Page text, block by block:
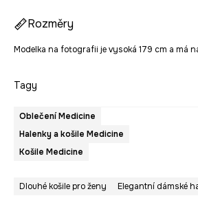
Rozměry
Modelka na fotografii je vysoká 179 cm a má
Tagy
Oblečení Medicine
Halenky a košile Medicine
Košile Medicine
Dlouhé košile pro ženy Elegantní dámské